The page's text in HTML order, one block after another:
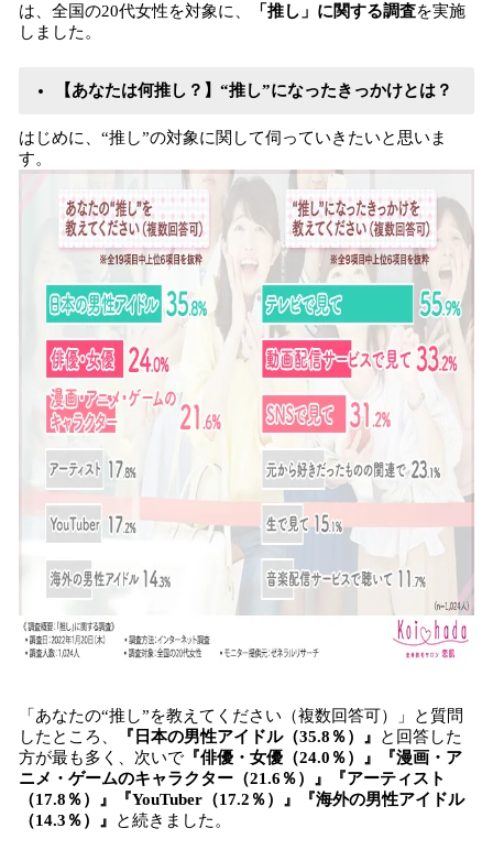
は、全国の20代女性を対象に、
「推し」に関する調査を実施
しました。
【あなたは何推し？】“推し”になったきっかけとは？
はじめに、“推し”の対象に関して伺っていきたいと思いま
す。
「あなたの“推し”を教えてください（複数回答可）」と質問
したところ、
『日本の男性アイドル（35.8％）』
と回答した
方が最も多く、次いで 『俳優・女優（24.0％）』『漫画・ア
ニメ・ゲームのキャラクター（21.6％）』『アーティスト
（17.8％）』『YouTuber（17.2％）』『海外の男性アイドル
（14.3％）』
と続きました。